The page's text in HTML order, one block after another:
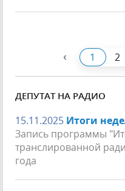
‹ 1 2
ДЕПУТАТ НА РАДИО
15.11.2025 Итоги
Запись программы
транслированной
года